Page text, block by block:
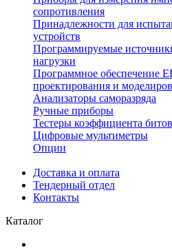
сопротивления
Принадлежности для
устройств
Программируемые
нагрузки
Программное обеспечение
проектирования и
Анализаторы саморазряда
Ручные приборы
Тестеры коэффициента
Цифровые мультиметры
Опции
Доставка и оплата
Тендерный отдел
Контакты
Каталог